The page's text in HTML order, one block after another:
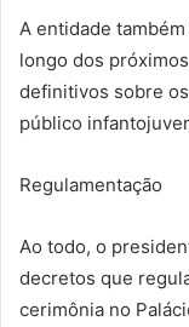
A entidade
longo dos
definitivos sobre
público
Regulamentação
Ao todo, o
decretos que
cerimônia no